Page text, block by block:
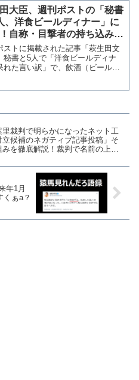
犯人扱いしていることがわかっ
イッター速報の記事...
大臣、週刊ポストの「秘書
、洋食ビールディナー」に
自称・目撃者の持ち込み与
そのまま掲載か？
ストに掲載された記事「萩生田文
書と5人で「洋食ビールディナ
れた言い訳」で、飲酒（ビール）
里裁判で明らかになったネット工
立候補のネガティブ記事投稿」そ
みを徹底解説！裁判で名前の上が
ジン59号】
年1月
くぁa？